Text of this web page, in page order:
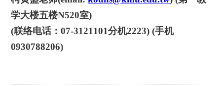
学大楼五楼N520室)
(联络电话：07-3121101分机2223) (手机
0930788206)